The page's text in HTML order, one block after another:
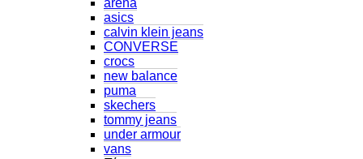
arena
asics
calvin klein jeans
CONVERSE
crocs
new balance
puma
skechers
tommy jeans
under armour
vans